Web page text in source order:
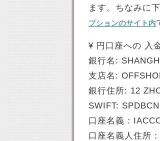
ます。ちなみに
プションのサイト内
¥ 円口座への 入
銀行名:
支店名:
銀行住所: 12
SWIFT:
口座名義：
口座名義人住所